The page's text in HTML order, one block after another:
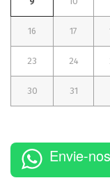
16 17
23 24
30 31
Envie-